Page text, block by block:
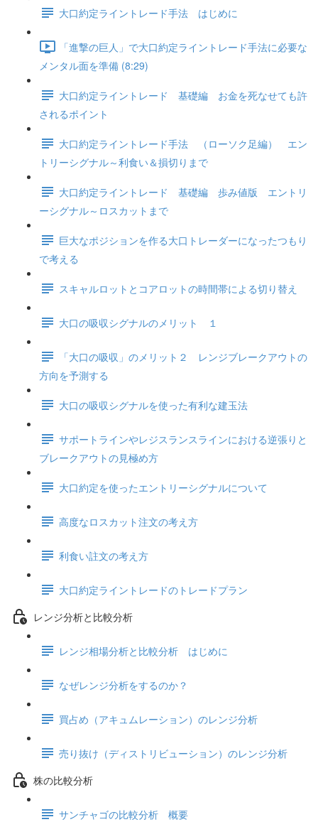
大口約定ライントレード手法 はじめに
「進撃の巨人」で大口約定ライントレード手法に必要な
メンタル面を準備 (8:29)
大口約定ライントレード 基礎編 お金を死なせても許
されるポイント
大口約定ライントレード手法 （ローソク足編） エン
トリーシグナル～利食い＆損切りまで
大口約定ライントレード 基礎編 歩み値版 エントリ
ーシグナル～ロスカットまで
巨大なポジションを作る大口トレーダーになったつもり
で考える
スキャルロットとコアロットの時間帯による切り替え
大口の吸収シグナルのメリット １
「大口の吸収」のメリット２ レンジブレークアウトの
方向を予測する
大口の吸収シグナルを使った有利な建玉法
サポートラインやレジスランスラインにおける逆張りと
ブレークアウトの見極め方
大口約定を使ったエントリーシグナルについて
高度なロスカット注文の考え方
利食い註文の考え方
大口約定ライントレードのトレードプラン
レンジ分析と比較分析
レンジ相場分析と比較分析 はじめに
なぜレンジ分析をするのか？
買占め（アキュムレーション）のレンジ分析
売り抜け（ディストリビューション）のレンジ分析
株の比較分析
サンチャゴの比較分析 概要